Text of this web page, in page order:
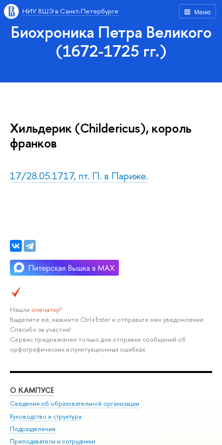
Меню
НИУ ВШЭ в Санкт-Петербурге
Биохроника Петра Великого
(1672-1725 гг.)
Хильдерик (Childericus), король
франков
17/28.05.1717, пт. П. в Париже.
Нашли опечатку?
Выделите её, нажмите Ctrl+Enter и отправьте нам уведомление.
Спасибо за участие!
Сервис предназначен только для отправки сообщений об
орфографических и пунктуационных ошибках.
О КАМПУСЕ
Сведения об образовательной организации
Руководство и структура
Подразделения
Преподаватели и сотрудники